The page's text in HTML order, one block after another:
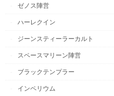
ゼノス陣営
ハーレクイン
ジーンスティーラーカルト
スペースマリーン陣営
ブラックテンプラー
インペリウム